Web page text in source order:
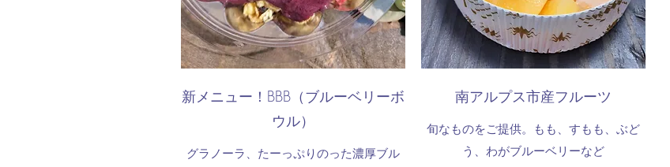
新メニュー！BBB（ブルーベリーボ
ウル）
グラノーラ、たーっぷりのった濃厚ブル
南アルプス市産フルーツ
旬なものをご提供。もも、すもも、ぶど
う、わがブルーベリーなど